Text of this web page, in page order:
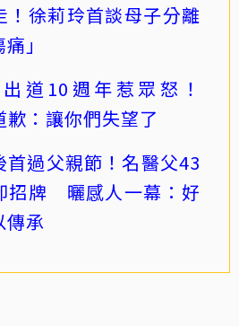
！徐莉玲首談母子分離
」
出道10週年惹眾怒！
：讓你們失望了
首過父親節！名醫父43
招牌 曬感人一幕：好
傳承